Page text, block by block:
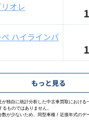
オレ
ハイラインパ
もっと見る
独自に統計分析した中古車買取における
ものではありません。
数が少ないため、同型車種 / 近接年式のデ